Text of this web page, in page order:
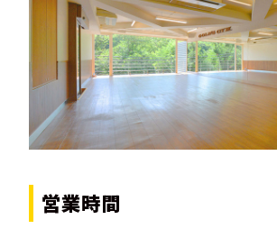
営業時間